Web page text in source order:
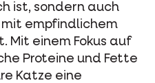
ist, sondern auch
empfindlichem
Mit einem Fokus auf
Proteine und Fette
Katze eine